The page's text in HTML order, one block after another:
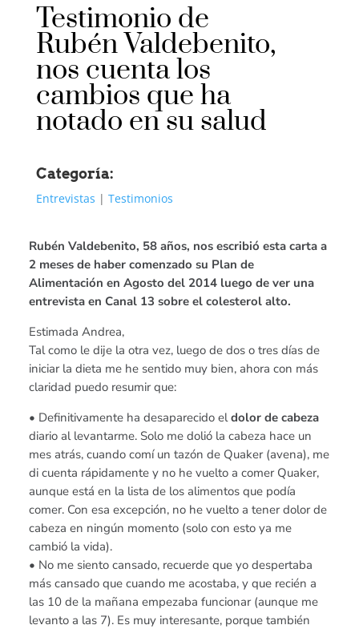
Testimonio de
Rubén Valdebenito,
nos cuenta los
cambios que ha
notado en su salud
Categoría:
Entrevistas | Testimonios
Rubén Valdebenito, 58 años, nos escribió esta carta a
2 meses de haber comenzado su Plan de
Alimentación en Agosto del 2014 luego de ver una
entrevista en Canal 13 sobre el colesterol alto.
Estimada Andrea,
Tal como le dije la otra vez, luego de dos o tres días de
iniciar la dieta me he sentido muy bien, ahora con más
claridad puedo resumir que:
• Definitivamente ha desaparecido eldolor de cabeza
diario al levantarme. Solo me dolió la cabeza hace un
mes atrás, cuando comí un tazón de Quaker (avena), me
di cuenta rápidamente y no he vuelto a comer Quaker,
aunque está en la lista de los alimentos que podía
comer. Con esa excepción, no he vuelto a tener dolor de
cabeza en ningún momento (solo con esto ya me
cambió la vida).
• No me siento cansado, recuerde que yo despertaba
más cansado que cuando me acostaba, y que recién a
las 10 de la mañana empezaba funcionar (aunque me
levanto a las 7). Es muy interesante, porque también